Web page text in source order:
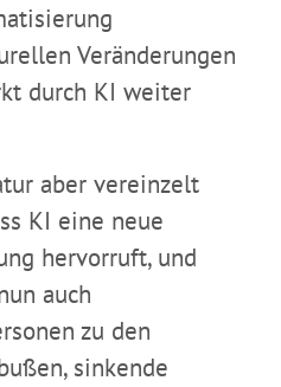
Veränderungen
durch KI weiter
aber vereinzelt
KI eine neue
hervorruft, und
auch
zu den
sinkende